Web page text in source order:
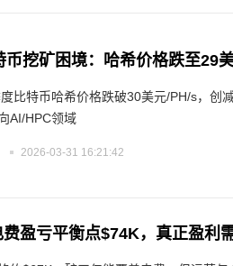
币挖矿困境：哈希价格跌至29
比特币哈希价格跌破30美元/PH/s，创
AI/HPC领域
2026-03-31 16:21:42
盈亏平衡点$74K，真正盈利